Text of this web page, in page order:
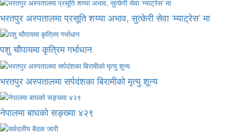
भरतपुर अस्पतालमा प्रसूति शय्या अभाव, सुत्केरी सेवा ‘म्याट्रेस’ मा
पशु चौपायमा कृत्रिम गर्भाधान
भरतपुर अस्पतालमा सर्पदंशका बिरामीको मृत्यु शून्य
नेपालमा बाघको सङ्ख्या ४२९